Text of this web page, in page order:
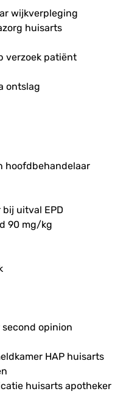
wijkverpleging
huisarts
verzoek patiënt
ontslag
hoofdbehandelaar
uitval EPD
90 mg/kg
opinion
HAP huisarts
huisarts apotheker